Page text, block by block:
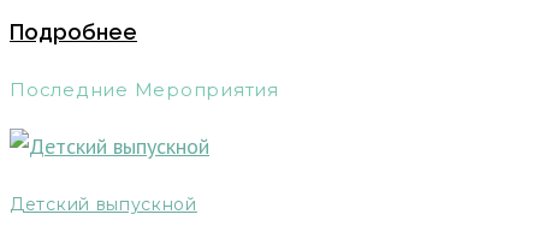
Подробнее
Последние Мероприятия
Детский выпускной